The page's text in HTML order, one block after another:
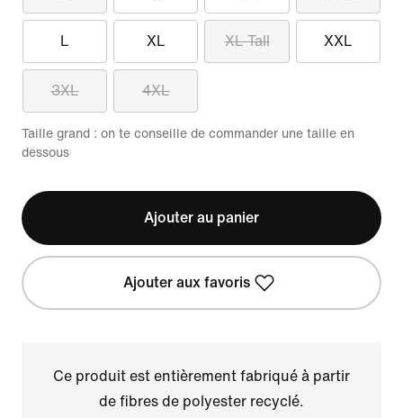
L XL XL Tall XXL
3XL 4XL
Taille grand : on te conseille de commander une taille en
dessous
Ajouter au panier
Ajouter aux favoris
Ce produit est entièrement fabriqué à partir
de fibres de polyester recyclé.